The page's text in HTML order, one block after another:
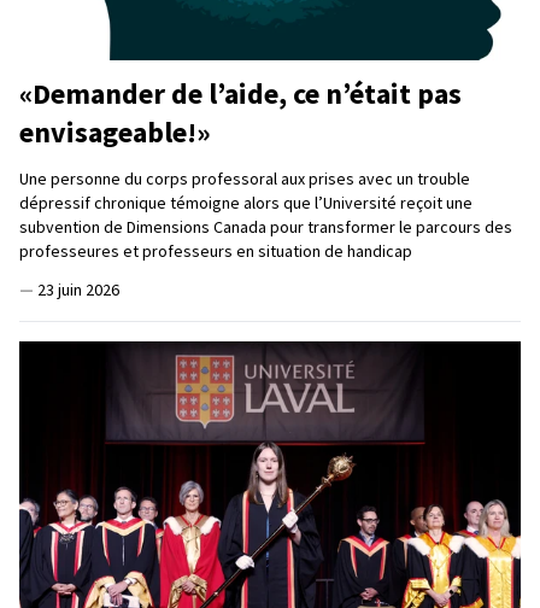
«Demander de l’aide, ce n’était pas
envisageable!»
Une personne du corps professoral aux prises avec un trouble
dépressif chronique témoigne alors que l’Université reçoit une
subvention de Dimensions Canada pour transformer le parcours des
professeures et professeurs en situation de handicap
— 23 juin 2026